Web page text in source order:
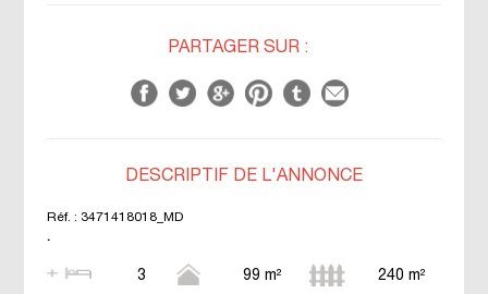
PARTAGER SUR :
DESCRIPTIF DE L'ANNONCE
Réf. : 3471418018_MD
.
3 99 m² 240 m²